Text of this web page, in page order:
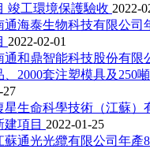
竣工環境保護驗收 2022-
通海泰生物科技有限公司
2022-02-01
通和鼎智能科技股份有限
2000套注塑模具及250
27
星生命科學技術（江蘇）
項目 2022-01-25
蘇通光光纜有限公司年產